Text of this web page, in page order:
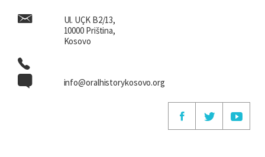
Ul. UÇK B2/13,
10000 Priština,
Kosovo
info@oralhistorykosovo.org